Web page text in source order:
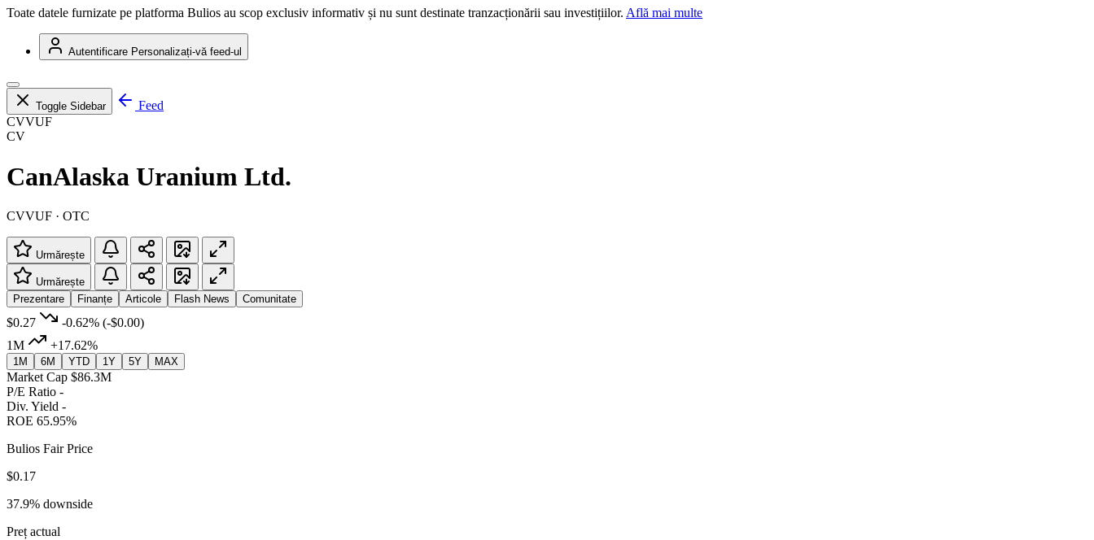
Toate datele furnizate pe platforma Bulios au scop exclusiv informativ și nu sunt destinate tranzacționării sau investițiilor. Află mai multe
Autentificare Personalizați-vă feed-ul
Toggle Sidebar
Feed
CVVUF
CV
CanAlaska Uranium Ltd.
CVVUF · OTC
Urmărește
Urmărește
Prezentare
Finanțe Articole Flash News Comunitate
$0.27 -0.62% (-$0.00)
1M
+17.62%
1M 6M YTD 1Y 5Y MAX
Market Cap $86.3M
P/E Ratio -
Div. Yield -
ROE 65.95%
Bulios Fair Price
$0.17
37.9% downside
Preț actual